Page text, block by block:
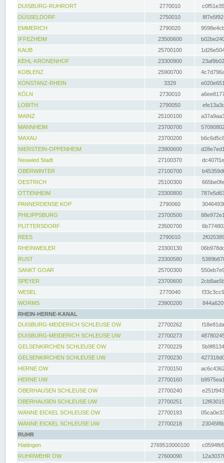
DUISBURG-RUHRORT
2770010
DÜSSELDORF
2750010
EMMERICH
2790020
IFFEZHEIM
23500600
KAUB
25700100
KEHL-KRONENHOF
23300900
KOBLENZ
25900700
KONSTANZ-RHEIN
3329
KÖLN
2730010
LOBITH
2790050
MAINZ
25100100
MANNHEIM
23700700
MAXAU
23700200
NIERSTEIN-OPPENHEIM
23900600
Neuwied Stadt
27100370
OBERWINTER
27100700
OESTRICH
25100300
OTTENHEIM
23300800
PANNERDENSE KOP
2790060
PHILIPPSBURG
23700500
PLITTERSDORF
23500700
REES
2790010
RHEINWEILER
23300130
RUST
23300580
SANKT GOAR
25700300
SPEYER
23700600
WESEL
2770040
WORMS
23900200
RHEIN-HERNE-KANAL
DUISBURG-MEIDERICH SCHLEUSE OW
27700262
DUISBURG-MEIDERICH SCHLEUSE UW
27700273
GELSENKIRCHEN SCHLEUSE OW
27700229
GELSENKIRCHEN SCHLEUSE UW
27700230
HERNE OW
27700150
HERNE UW
27700160
OBERHAUSEN SCHLEUSE OW
27700240
OBERHAUSEN SCHLEUSE UW
27700251
WANNE EICKEL SCHLEUSE OW
27700193
WANNE EICKEL SCHLEUSE UW
27700218
RUHR
Hattingen
2769510000100
RUHRWEHR OW
27600090